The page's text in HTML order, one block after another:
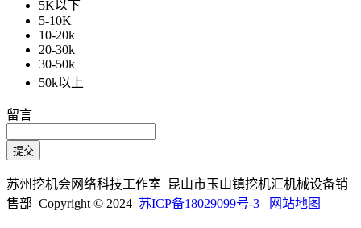
5K以下
5-10K
10-20k
20-30k
30-50k
50k以上
留言
苏州挖机会网络科技工作室 昆山市玉山镇挖机汇机械设备销
售部 Copyright © 2024 苏ICP备18029099号-3 网站地图